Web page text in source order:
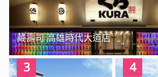
藏壽司 高雄時代大道店
3 4